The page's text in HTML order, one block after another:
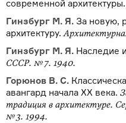
современной
Гинзбург М. Я. За новую,
архитектуру.
Гинзбург М. Я. Наследие
СССР. № 7. 1940.
Горюнов В. С.
авангард начала ХХ века.
традиция в архитектуре.
№ 3. 1994.